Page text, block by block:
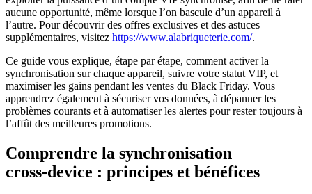
aucune opportunité, même lorsque l’on bascule d’un appareil à
l’autre. Pour découvrir des offres exclusives et des astuces
supplémentaires, visitez https://www.alabriqueterie.com/.
Ce guide vous explique, étape par étape, comment activer la
synchronisation sur chaque appareil, suivre votre statut VIP, et
maximiser les gains pendant les ventes du Black Friday. Vous
apprendrez également à sécuriser vos données, à dépanner les
problèmes courants et à automatiser les alertes pour rester toujours à
l’affût des meilleures promotions.
Comprendre la synchronisation
cross‑device : principes et bénéfices